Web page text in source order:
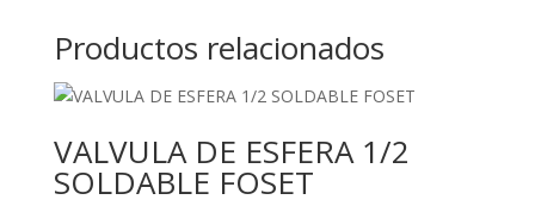
Productos relacionados
VALVULA DE ESFERA 1/2
SOLDABLE FOSET